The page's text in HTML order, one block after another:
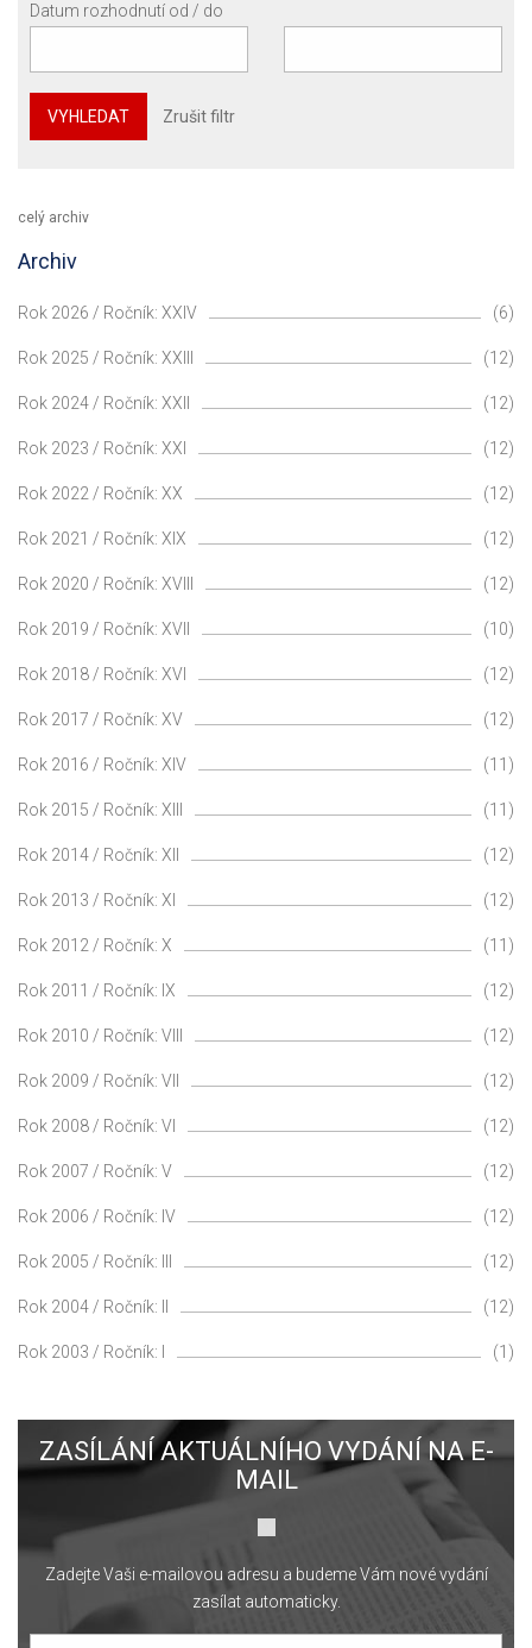
Datum rozhodnutí od / do
VYHLEDAT Zrušit filtr
celý archiv
Archiv
Rok 2026 / Ročník: XXIV (6)
Rok 2025 / Ročník: XXIII (12)
Rok 2024 / Ročník: XXII (12)
Rok 2023 / Ročník: XXI (12)
Rok 2022 / Ročník: XX (12)
Rok 2021 / Ročník: XIX (12)
Rok 2020 / Ročník: XVIII (12)
Rok 2019 / Ročník: XVII (10)
Rok 2018 / Ročník: XVI (12)
Rok 2017 / Ročník: XV (12)
Rok 2016 / Ročník: XIV (11)
Rok 2015 / Ročník: XIII (11)
Rok 2014 / Ročník: XII (12)
Rok 2013 / Ročník: XI (12)
Rok 2012 / Ročník: X (11)
Rok 2011 / Ročník: IX (12)
Rok 2010 / Ročník: VIII (12)
Rok 2009 / Ročník: VII (12)
Rok 2008 / Ročník: VI (12)
Rok 2007 / Ročník: V (12)
Rok 2006 / Ročník: IV (12)
Rok 2005 / Ročník: III (12)
Rok 2004 / Ročník: II (12)
Rok 2003 / Ročník: I (1)
ZASÍLÁNÍ AKTUÁLNÍHO VYDÁNÍ NA E-
MAIL
Zadejte Vaši e-mailovou adresu a budeme Vám nové vydání
zasílat automaticky.